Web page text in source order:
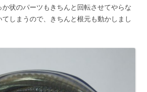
状のパーツもきちんと回転させてやらな
しまうので、きちんと根元も動かしまし